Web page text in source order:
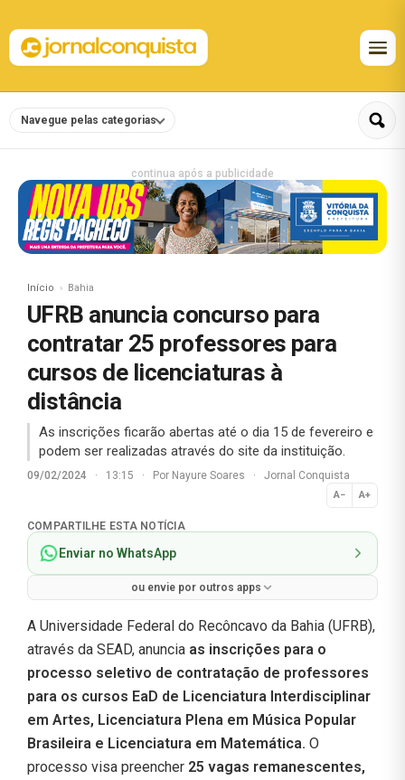
Navegue pelas categorias
continua após a publicidade
Início Bahia
UFRB anuncia concurso para
contratar 25 professores para
cursos de licenciaturas à
distância
As inscrições ficarão abertas até o dia 15 de fevereiro e
podem ser realizadas através do site da instituição.
09/02/2024 · 13:15 · Por Nayure Soares · Jornal Conquista
A− A+
Normal
COMPARTILHE ESTA NOTÍCIA
Enviar no WhatsApp
ou envie por outros apps
A Universidade Federal do Recôncavo da Bahia (UFRB),
através da SEAD, anuncia as inscrições para o
processo seletivo de contratação de professores
para os cursos EaD de Licenciatura Interdisciplinar
em Artes, Licenciatura Plena em Música Popular
Brasileira e Licenciatura em Matemática. O
processo visa preencher 25 vagas remanescentes,